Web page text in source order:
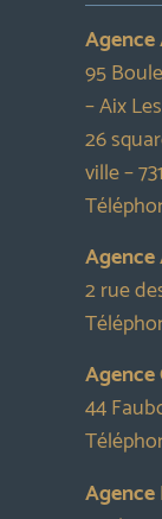
Agence
95
– Aix
26
ville –
Agence
2 rue
Agence
44
Agence